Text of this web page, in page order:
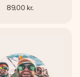
89,00 kr.